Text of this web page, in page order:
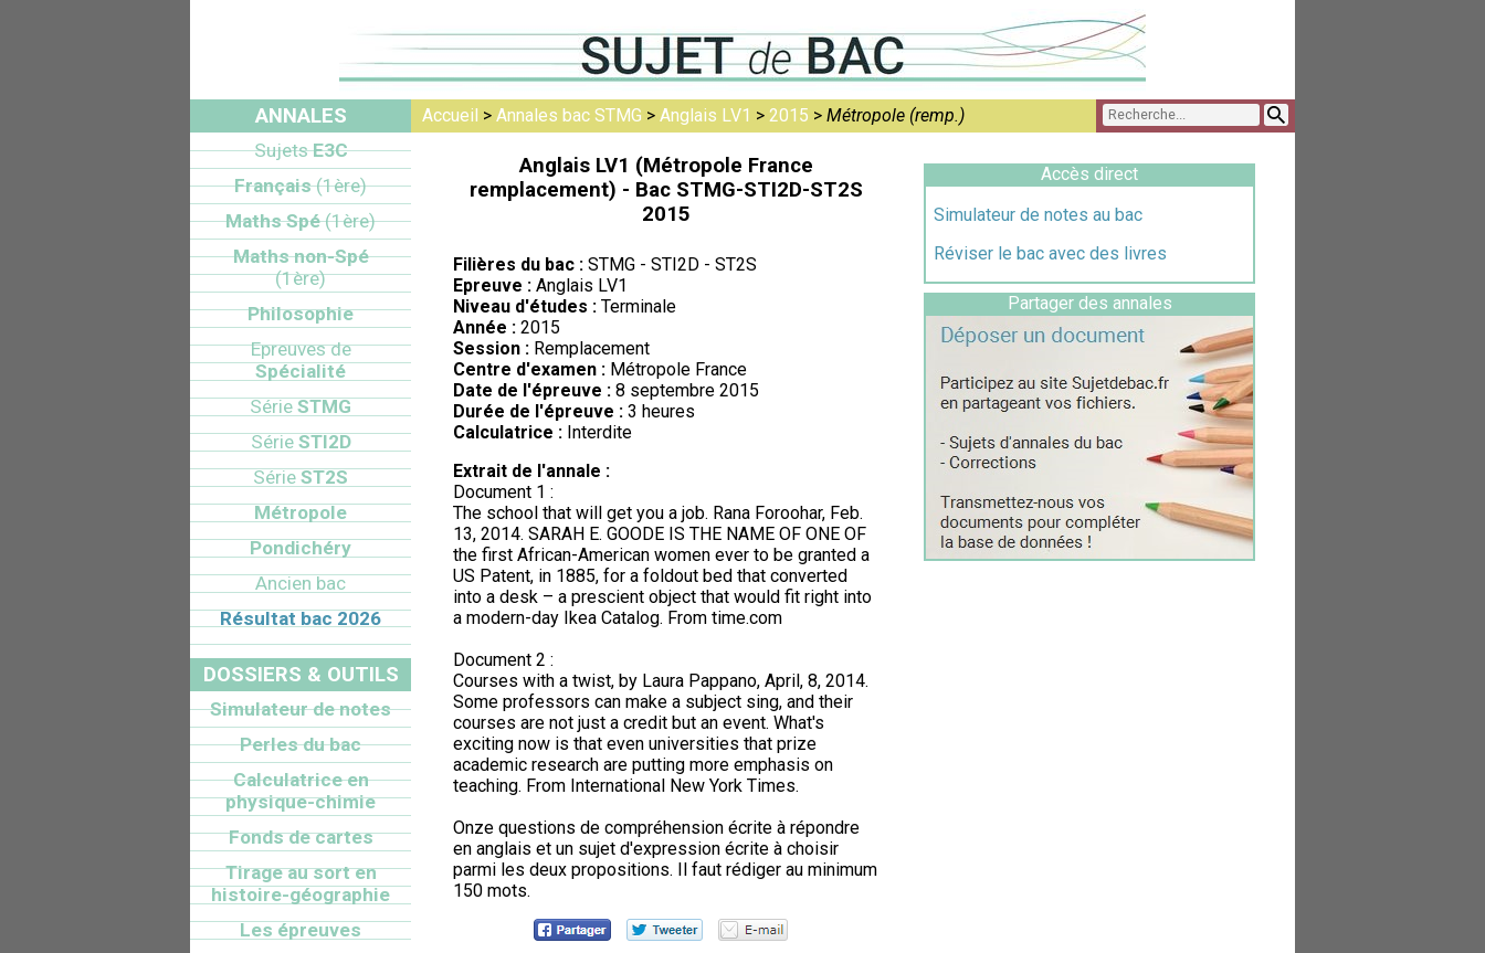
Accueil > Annales bac STMG > Anglais LV1 > 2015 > Métropole (remp.)
Anglais LV1 (Métropole France
remplacement) - Bac STMG-STI2D-ST2S
2015
Filières du bac : STMG - STI2D - ST2S
Epreuve : Anglais LV1
Niveau d'études : Terminale
Année : 2015
Session : Remplacement
Centre d'examen : Métropole France
Date de l'épreuve : 8 septembre 2015
Durée de l'épreuve : 3 heures
Calculatrice : Interdite
Extrait de l'annale :
Document 1 :
The school that will get you a job. Rana Foroohar, Feb.
13, 2014. SARAH E. GOODE IS THE NAME OF ONE OF
the first African-American women ever to be granted a
US Patent, in 1885, for a foldout bed that converted
into a desk – a prescient object that would fit right into
a modern-day Ikea Catalog. From time.com
Document 2 :
Courses with a twist, by Laura Pappano, April, 8, 2014.
Some professors can make a subject sing, and their
courses are not just a credit but an event. What's
exciting now is that even universities that prize
academic research are putting more emphasis on
teaching. From International New York Times.
Onze questions de compréhension écrite à répondre
en anglais et un sujet d'expression écrite à choisir
parmi les deux propositions. Il faut rédiger au minimum
150 mots.
Accès direct
Simulateur de notes au bac
Réviser le bac avec des livres
Partager des annales
ANNALES
SujetsE3C
Français(1ère)
Maths Spé(1ère)
Maths non-Spé
(1ère)
Philosophie
Epreuves de
Spécialité
Série STMG
SérieSTI2D
Série ST2S
Métropole
Pondichéry
Ancien bac
Résultat bac 2026
DOSSIERS & OUTILS
Simulateur de notes
Perles du bac
Calculatrice en
physique-chimie
Fonds de cartes
Tirage au sort en
histoire-géographie
Les épreuves